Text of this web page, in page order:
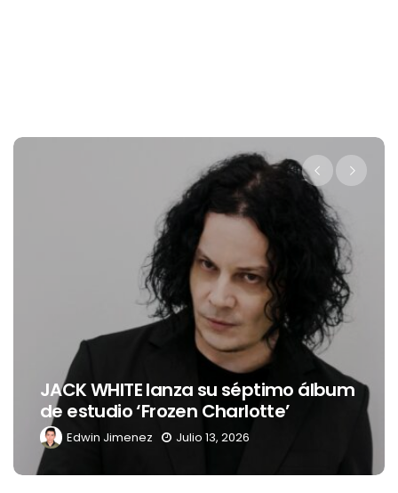
álbum
Levi’s® presenta a Belinda como
nueva embajadora para
Latinoamérica
Edwin Jimenez